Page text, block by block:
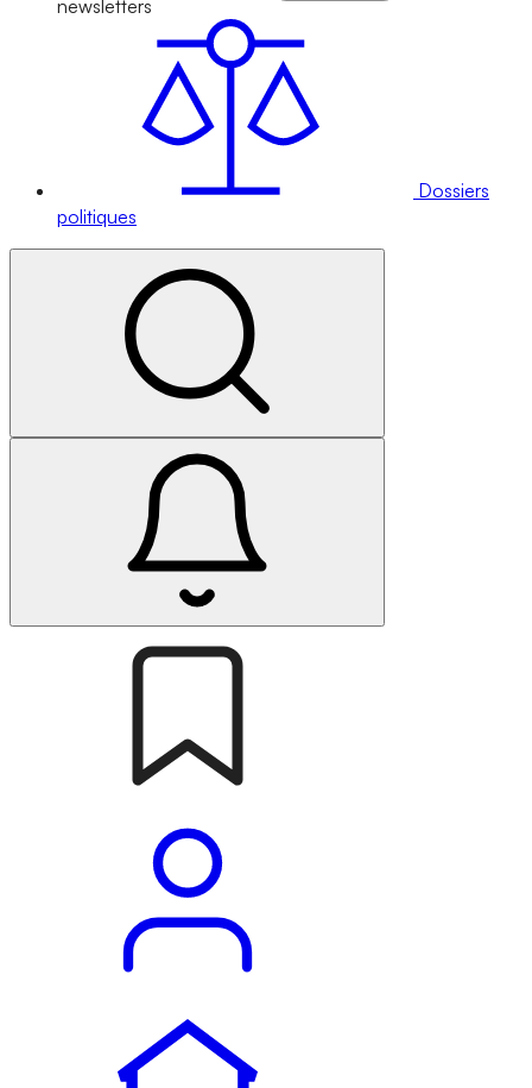
newsletters
Dossiers
politiques